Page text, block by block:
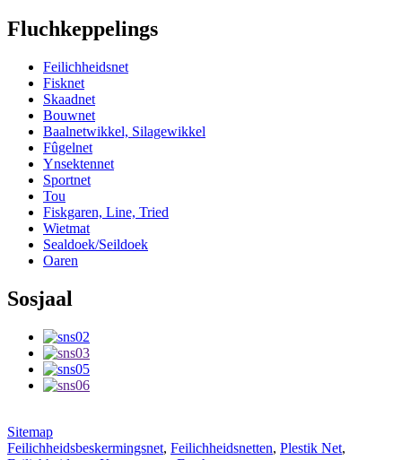
Fluchkeppelings
Feilichheidsnet
Fisknet
Skaadnet
Bouwnet
Baalnetwikkel, Silagewikkel
Fûgelnet
Ynsektennet
Sportnet
Tou
Fiskgaren, Line, Tried
Wietmat
Sealdoek/Seildoek
Oaren
Sosjaal
Sitemap
Feilichheidsbeskermingsnet, Feilichheidsnetten, Plestik Net,